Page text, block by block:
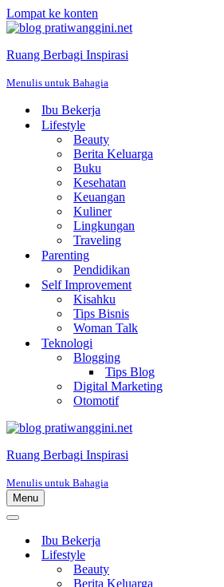
Lompat ke konten
Ruang Berbagi Inspirasi
Menulis untuk Bahagia
Ibu Bekerja
Lifestyle
Beauty
Berita Keluarga
Buku
Kesehatan
Keuangan
Kuliner
Lingkungan
Traveling
Parenting
Pendidikan
Self Improvement
Kisahku
Tips Bisnis
Woman Talk
Teknologi
Blogging
Tips Blog
Digital Marketing
Otomotif
Ruang Berbagi Inspirasi
Menulis untuk Bahagia
Menu
Menu
Menu
NavigasiIbu Bekerja
Lifestyle
Beauty
Berita Keluarga